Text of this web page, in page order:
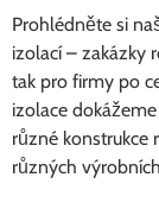
Prohlédněte si
izolací – zakázky
tak pro firmy po
izolace
různé
různých